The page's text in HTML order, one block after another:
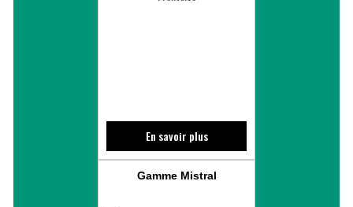
En savoir plus
Gamme Mistral